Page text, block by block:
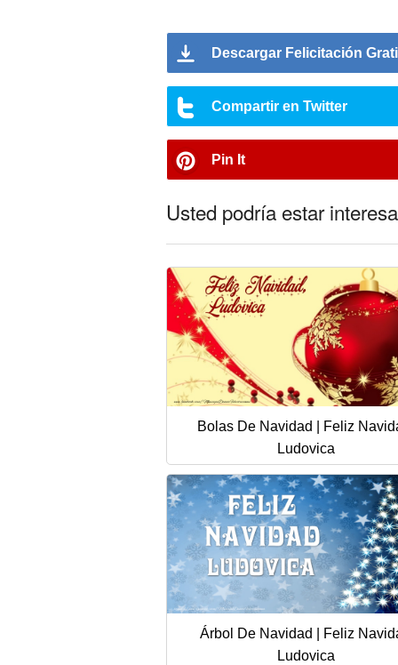
Descargar Felicitación
Compartir en Twitter
Pin It
Usted podría estar
Bolas De Navidad | Feliz
Ludovica
Árbol De Navidad | Feliz
Ludovica